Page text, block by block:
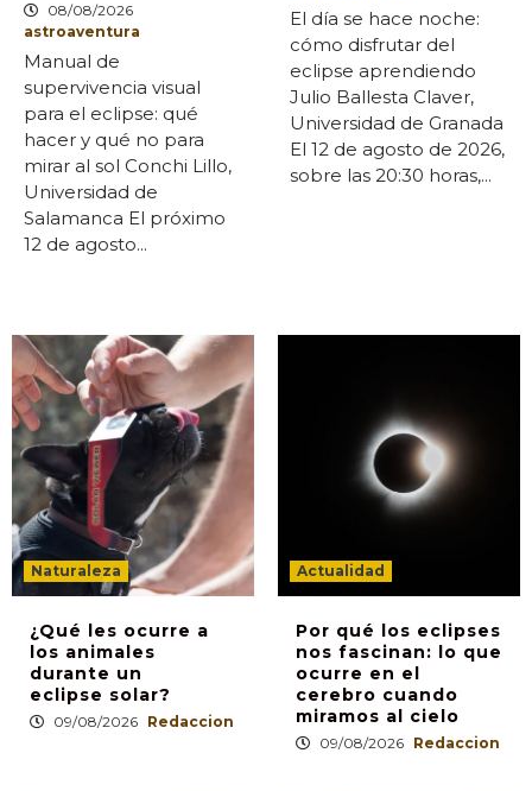
08/08/2026
astroaventura
Manual de
supervivencia visual
para el eclipse: qué
hacer y qué no para
mirar al sol Conchi Lillo,
Universidad de
Salamanca El próximo
12 de agosto...
El día se hace noche:
cómo disfrutar del
eclipse aprendiendo
Julio Ballesta Claver,
Universidad de Granada
El 12 de agosto de 2026,
sobre las 20:30 horas,...
Naturaleza
¿Qué les ocurre a
los animales
durante un
eclipse solar?
09/08/2026 Redaccion
Actualidad
Por qué los eclipses
nos fascinan: lo que
ocurre en el
cerebro cuando
miramos al cielo
09/08/2026 Redaccion